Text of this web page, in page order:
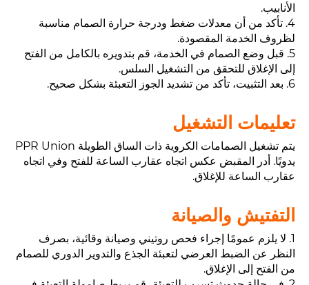
الأنابيب.
4. تأكد من أن معدلات ضغط ودرجة حرارة الصمام مناسبة
لظروف الخدمة المقصودة.
5. قبل وضع الصمام في الخدمة، قم بتدويره بالكامل من الفتح
إلى الإغلاق للتحقق من التشغيل السلس.
6. بعد التثبيت، تأكد من تشديد الجوز التعبئة بشكل صحيح.
تعليمات التشغيل
يتم تشغيل الصمامات الكروية ذات الساق الطويلة PPR Union
يدويًا. أدر المقبض عكس اتجاه عقارب الساعة للفتح وفي اتجاه
عقارب الساعة للإغلاق.
التفتيش والصيانة
1. لا يلزم عمومًا إجراء فحص روتيني وصيانة وقائية، بصرف
النظر عن الضبط العرضي لتعبئة الجذع والتدوير الدوري للصمام
من الفتح إلى الإغلاق.